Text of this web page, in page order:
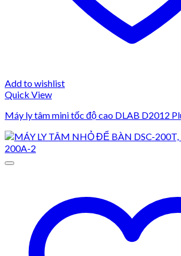
Add to wishlist
Quick View
Máy ly tâm mini tốc độ cao DLAB D2012